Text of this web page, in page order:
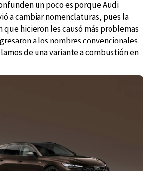
un poco es porque Audi
a cambiar nomenclaturas, pues la
hicieron les causó más problemas
a los nombres convencionales.
de una variante a combustión en